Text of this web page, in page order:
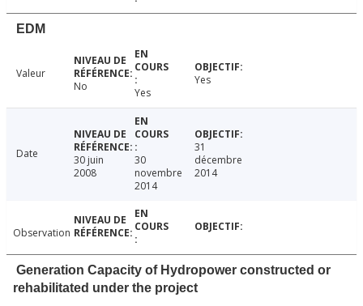
EDM
Valeur
No
Yes
Yes
Date
30 juin
2008
30
novembre
2014
31
décembre
2014
Observation
Generation Capacity of Hydropower constructed or
rehabilitated under the project